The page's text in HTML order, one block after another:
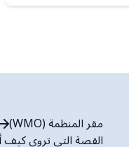
مقر المنظمة (WMO)
القصة التي تروي كيف